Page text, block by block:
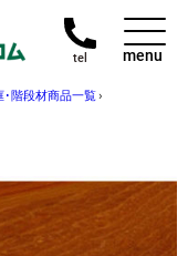
tel menu
･階段材商品一覧›